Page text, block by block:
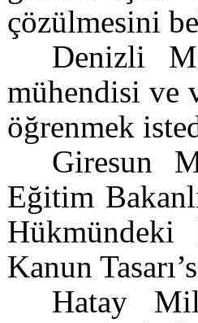
çözülmesini
Denizli
mühendisi ve
öğrenmek
Giresun
Eğitim
Hükmündeki
Kanun
Hatay